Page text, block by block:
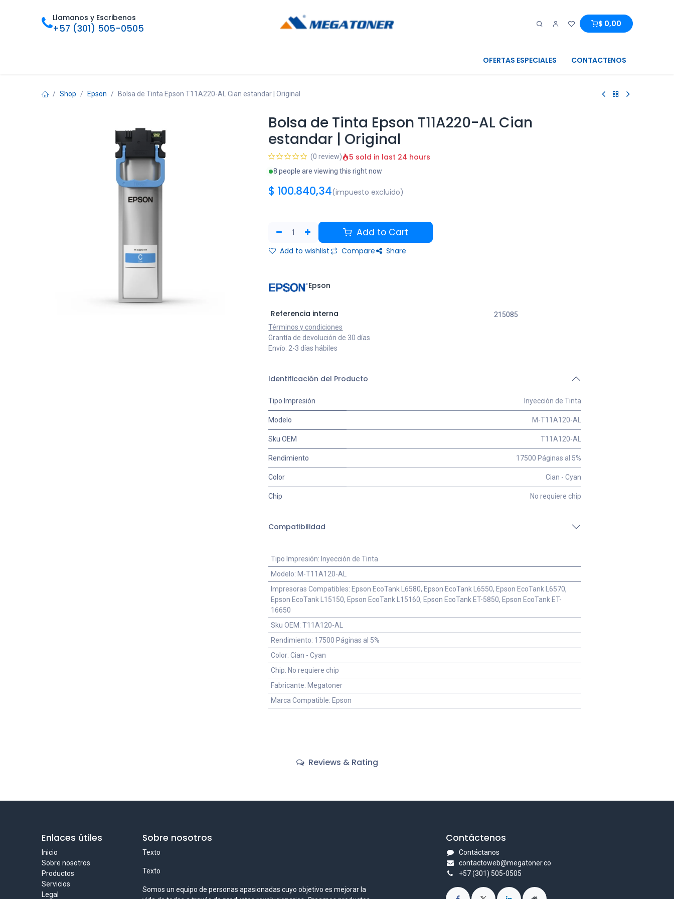
Llamanos y Escribenos
+57 (301) 505-0505 $ 0,00
OFERTAS ESPECIALES CONTACTENOS
Shop Epson Bolsa de Tinta Epson T11A220-AL Cian estandar | Original
Bolsa de Tinta Epson T11A220-AL Cian
estandar | Original
(0 review) 5 sold in last 24 hours
8 people are viewing this right now
$ 100.840,34(impuesto excluido)
Add to Cart
Add to wishlist Compare Share
Epson
Referencia interna
215085
Términos y condiciones
Grantía de devolución de 30 días
Envío: 2-3 días hábiles
Identificación del Producto
Tipo Impresión Inyección de Tinta
Modelo M-T11A120-AL
Sku OEM T11A120-AL
Rendimiento 17500 Páginas al 5%
Color Cian - Cyan
Chip No requiere chip
Compatibilidad
Tipo Impresión: Inyección de Tinta
Modelo: M-T11A120-AL
Impresoras Compatibles: Epson EcoTank L6580, Epson EcoTank L6550, Epson EcoTank L6570,
Epson EcoTank L15150, Epson EcoTank L15160, Epson EcoTank ET-5850, Epson EcoTank ET-
16650
Sku OEM:T11A120-AL
Rendimiento: 17500 Páginas al 5%
Color:Cian - Cyan
Chip: No requiere chip
Fabricante: Megatoner
Marca Compatible: Epson
Reviews & Rating
Enlaces útiles
Inicio
Sobre nosotros
Productos
Servicios
Legal
Sobre nosotros
Texto
Texto
Somos un equipo de personas apasionadas cuyo objetivo es mejorar la
Contáctenos
Contáctanos
contactoweb@megatoner.co
+57 (301) 505-0505